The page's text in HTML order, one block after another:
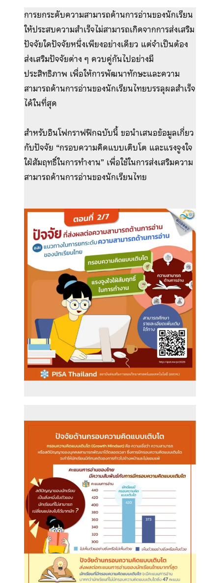
การยกระดับความสามารถด้านการอ่านของนักเรียน
ให้ประสบความสำเร็จไม่สามารถเกิดจากการส่งเสริม
ปัจจัยใดปัจจัยหนึ่งเพียงอย่างเดียว แต่จำเป็นต้อง
ส่งเสริมปัจจัยต่าง ๆ ควบคู่กันไปอย่างมี
ประสิทธิภาพ เพื่อให้การพัฒนาทักษะและความ
สามารถด้านการอ่านของนักเรียนไทยบรรลุผลสำเร็จ
ได้ในที่สุด
สำหรับอินโฟกราฟฟิกฉบับนี้ ขอนำเสนอข้อมูลเกี่ยว
กับปัจจัย “กรอบความคิดแบบเติบโต และแรงจูงใจ
ใฝ่สัมฤทธิ์ในการทำงาน” เพื่อใช้ในการส่งเสริมความ
สามารถด้านการอ่านของนักเรียนไทย